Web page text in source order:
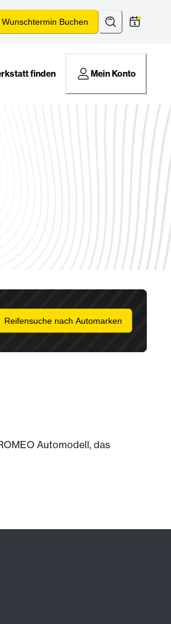
Wunschtermin Buchen Suchen*
finden Mein Konto
Reifensuche nach Automarken
Automodell, das